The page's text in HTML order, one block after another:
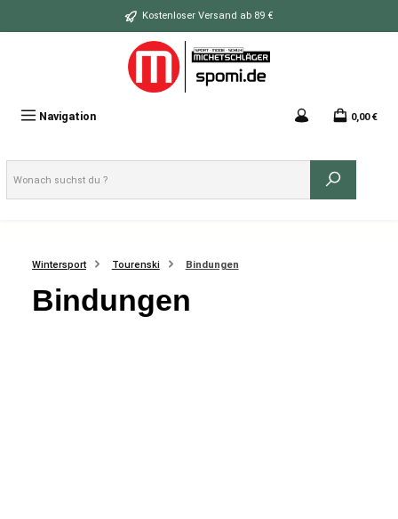
Zum Hauptinhalt springen Kostenloser Versand ab 89 €
Navigation 0,00 €
Wintersport Tourenski Bindungen
Bindungen